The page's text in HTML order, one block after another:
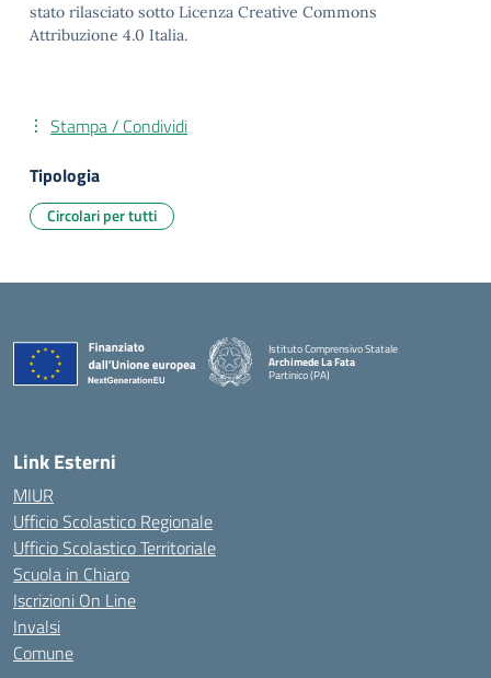
stato rilasciato sotto Licenza Creative Commons
Attribuzione 4.0 Italia.
Stampa / Condividi
Tipologia
Circolari per tutti
Istituto Comprensivo Statale
Archimede La Fata
Partinico (PA)
Link Esterni
MIUR
Ufficio Scolastico Regionale
Ufficio Scolastico Territoriale
Scuola in Chiaro
Iscrizioni On Line
Invalsi
Comune